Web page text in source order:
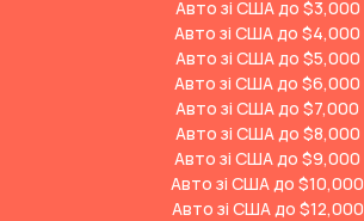
Авто зі США до $3,000
Авто зі США до $4,000
Авто зі США до $5,000
Авто зі США до $6,000
Авто зі США до $7,000
Авто зі США до $8,000
Авто зі США до $9,000
Авто зі США до $10,000
Авто зі США до $12,000